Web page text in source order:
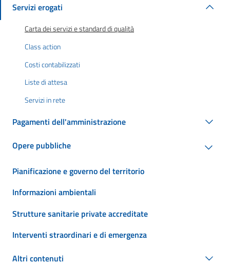
Servizi erogati
Carta dei servizi e standard di qualità
Class action
Costi contabilizzati
Liste di attesa
Servizi in rete
Pagamenti dell'amministrazione
Opere pubbliche
Pianificazione e governo del territorio
Informazioni ambientali
Strutture sanitarie private accreditate
Interventi straordinari e di emergenza
Altri contenuti